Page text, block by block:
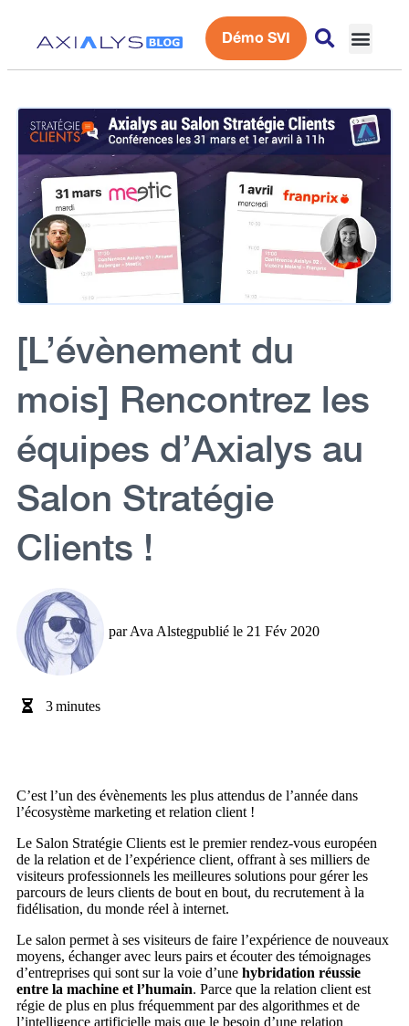
Démo SVI
[L’évènement du
mois] Rencontrez les
équipes d’Axialys au
Salon Stratégie
Clients !
parAva Alstegpublié le 21 Fév 2020
3minutes
C’est l’un des évènements les plus attendus de l’année dans
l’écosystème marketing et relation client !
Le Salon Stratégie Clients est le premier rendez-vous européen
de la relation et de l’expérience client, offrant à ses milliers de
visiteurs professionnels les meilleures solutions pour gérer les
parcours de leurs clients de bout en bout, du recrutement à la
fidélisation, du monde réel à internet.
Le salon permet à ses visiteurs de faire l’expérience de nouveaux
moyens, échanger avec leurs pairs et écouter des témoignages
d’entreprises qui sont sur la voie d’une hybridation réussie
entre la machine et l’humain. Parce que la relation client est
régie de plus en plus fréquemment par des algorithmes et de
l’intelligence artificielle mais que le besoin d’une relation